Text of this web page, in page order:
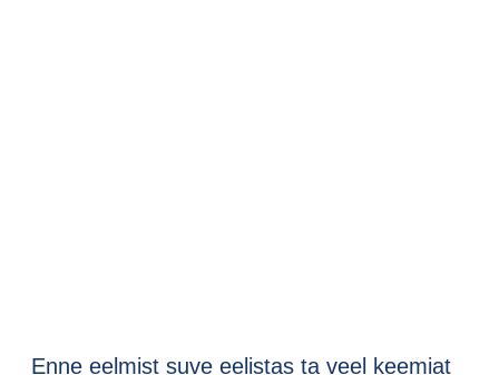
Enne eelmist suve eelistas ta veel keemiat